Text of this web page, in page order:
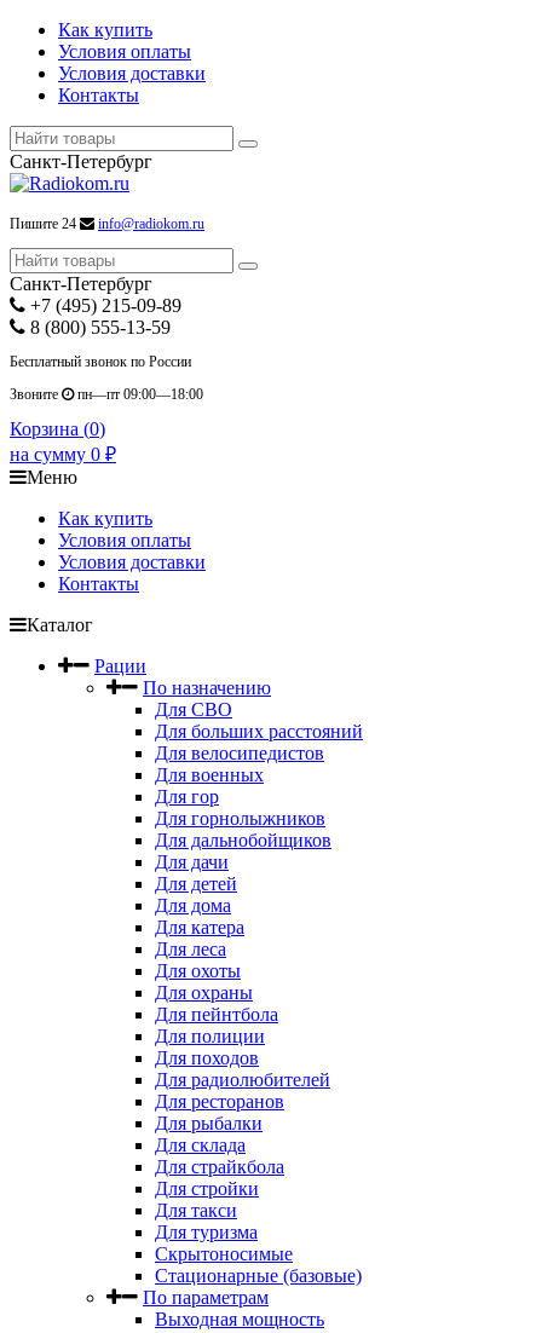
Как купить
Условия оплаты
Условия доставки
Контакты
Санкт-Петербург
Пишите 24 info@radiokom.ru
Санкт-Петербург
+7 (495) 215-09-89
8 (800) 555-13-59
Бесплатный звонок по России
Звоните
пн—пт 09:00—18:00
Корзина (0)
на сумму 0 ₽
Меню
Как купить
Условия оплаты
Условия доставки
Контакты
Каталог
Рации
По назначению
Для СВО
Для больших расстояний
Для велосипедистов
Для военных
Для гор
Для горнолыжников
Для дальнобойщиков
Для дачи
Для детей
Для дома
Для катера
Для леса
Для охоты
Для охраны
Для пейнтбола
Для полиции
Для походов
Для радиолюбителей
Для ресторанов
Для рыбалки
Для склада
Для страйкбола
Для стройки
Для такси
Для туризма
Скрытоносимые
Стационарные (базовые)
По параметрам
Выходная мощность